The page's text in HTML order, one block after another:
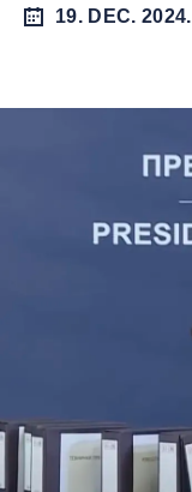
19. DEC. 2024.